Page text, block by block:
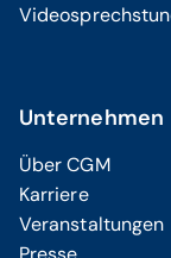
Unternehmen
Über CGM
Karriere
Veranstaltungen